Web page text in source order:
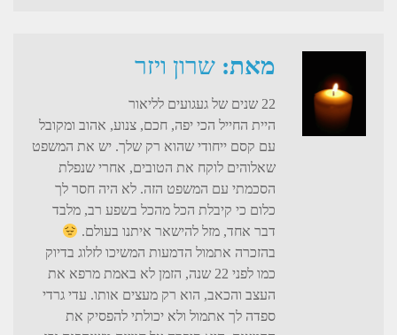
מאת: שרון ויזר
22 שנים של געגועים לליאור
היית החייל הכי יפה, חכם, צנוע, אהוב ומקובל
עם קסם ייחודי שהוא רק שלך. יש את המשפט
שאלוהים לוקח את הטובים, אחרי שנפלת
הסכמתי עם המשפט הזה. לא היה חסר לך
כלום כי קיבלת הכל מהכל בשפע רב, מלבד
דבר אחד, מזל להישאר איתנו בעולם.
בהזכרה אתמול הדמעות המשיכו לזלוג בדיוק
כמו לפני 22 שנה, הזמן לא באמת מרפא את
העצב והכאב, הוא רק מעצים אותו. עדי גרדי
ספדה לך אתמול ולא יכולתי להפסיק את